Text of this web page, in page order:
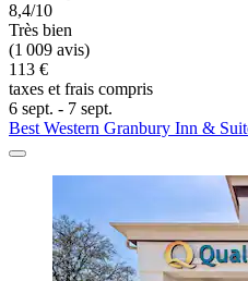
8,4/10
Très bien
(1 009 avis)
113 €
taxes et frais compris
6 sept. - 7 sept.
Best Western Granbury Inn &